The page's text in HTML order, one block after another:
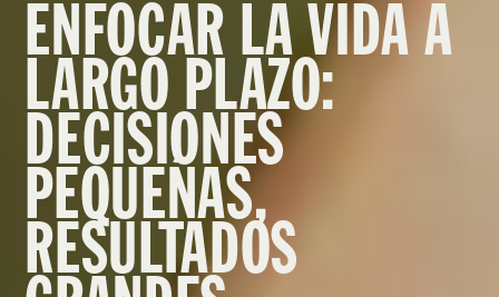
ENFOCAR LA VIDA A
LARGO PLAZO:
DECISIONES
PEQUEÑAS,
RESULTADOS